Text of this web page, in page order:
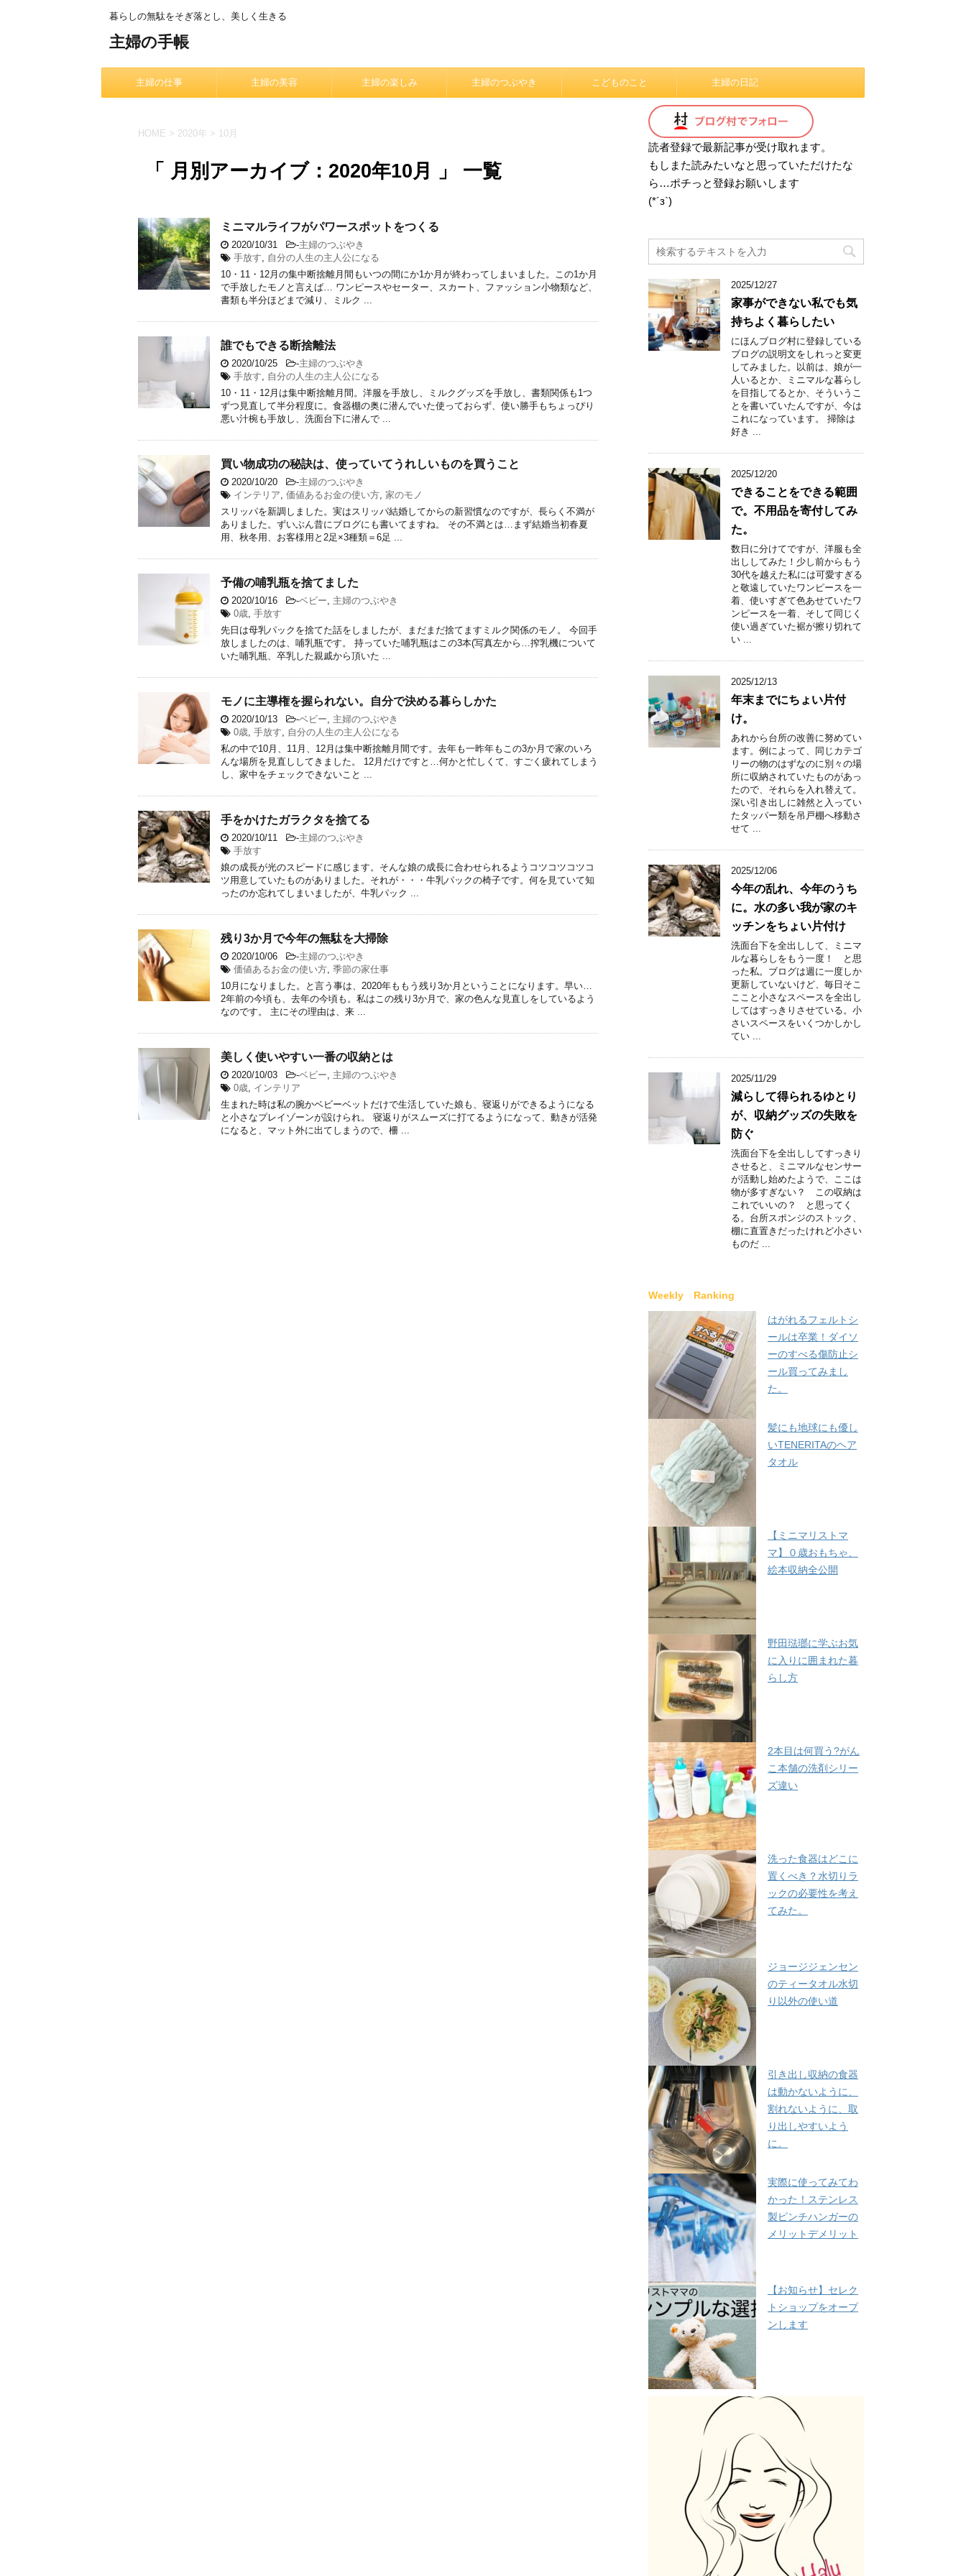
暮らしの無駄をそぎ落とし、美しく生きる
主婦の手帳
主婦の仕事 主婦の美容 主婦の楽しみ 主婦のつぶやき こどものこと 主婦の日記
HOME > 2020年 > 10月
「 月別アーカイブ：2020年10月 」 一覧
ミニマルライフがパワースポットをつくる
2020/10/31 -主婦のつぶやき
手放す, 自分の人生の主人公になる
10・11・12月の集中断捨離月間もいつの間にか1か月が終わってしまいました。この1か月
で手放したモノと言えば… ワンピースやセーター、スカート、ファッション小物類など、
書類も半分ほどまで減り、ミルク ...
誰でもできる断捨離法
2020/10/25 -主婦のつぶやき
手放す, 自分の人生の主人公になる
10・11・12月は集中断捨離月間。洋服を手放し、ミルクグッズを手放し、書類関係も1つ
ずつ見直して半分程度に。食器棚の奥に潜んでいた使っておらず、使い勝手もちょっぴり
悪い汁椀も手放し、洗面台下に潜んで ...
買い物成功の秘訣は、使っていてうれしいものを買うこと
2020/10/20 -主婦のつぶやき
インテリア, 価値あるお金の使い方, 家のモノ
スリッパを新調しました。実はスリッパ結婚してからの新習慣なのですが、長らく不満が
ありました。ずいぶん昔にブログにも書いてますね。 その不満とは…まず結婚当初春夏
用、秋冬用、お客様用と2足×3種類＝6足 ...
予備の哺乳瓶を捨てました
2020/10/16 -ベビー, 主婦のつぶやき
0歳, 手放す
先日は母乳パックを捨てた話をしましたが、まだまだ捨てますミルク関係のモノ。 今回手
放しましたのは、哺乳瓶です。 持っていた哺乳瓶はこの3本(写真左から…搾乳機について
いた哺乳瓶、卒乳した親戚から頂いた ...
モノに主導権を握られない。自分で決める暮らしかた
2020/10/13 -ベビー, 主婦のつぶやき
0歳, 手放す, 自分の人生の主人公になる
私の中で10月、11月、12月は集中断捨離月間です。去年も一昨年もこの3か月で家のいろ
んな場所を見直ししてきました。 12月だけですと…何かと忙しくて、すごく疲れてしまう
し、家中をチェックできないこと ...
手をかけたガラクタを捨てる
2020/10/11 -主婦のつぶやき
手放す
娘の成長が光のスピードに感じます。そんな娘の成長に合わせられるようコツコツコツコ
ツ用意していたものがありました。それが・・・牛乳パックの椅子です。何を見ていて知
ったのか忘れてしまいましたが、牛乳パック ...
残り3か月で今年の無駄を大掃除
2020/10/06 -主婦のつぶやき
価値あるお金の使い方, 季節の家仕事
10月になりました。と言う事は、2020年ももう残り3か月ということになります。早い…
2年前の今頃も、去年の今頃も。私はこの残り3か月で、家の色んな見直しをしているよう
なのです。 主にその理由は、来 ...
美しく使いやすい一番の収納とは
2020/10/03 -ベビー, 主婦のつぶやき
0歳, インテリア
生まれた時は私の腕かベビーベットだけで生活していた娘も、寝返りができるようになる
と小さなプレイゾーンが設けられ。 寝返りがスムーズに打てるようになって、動きが活発
になると、マット外に出てしまうので、柵 ...
読者登録で最新記事が受け取れます。
もしまた読みたいなと思っていただけたな
ら…ポチっと登録お願いします
(*´з`)
2025/12/27
家事ができない私でも気
持ちよく暮らしたい
にほんブログ村に登録している
ブログの説明文をしれっと変更
してみました。以前は、娘が一
人いるとか、ミニマルな暮らし
を目指してるとか、そういうこ
とを書いていたんですが、今は
これになっています。 掃除は
好き ...
2025/12/20
できることをできる範囲
で。不用品を寄付してみ
た。
数日に分けてですが、洋服も全
出ししてみた！少し前からもう
30代を越えた私には可愛すぎる
と敬遠していたワンピースを一
着、使いすぎて色あせていたワ
ンピースを一着、そして同じく
使い過ぎていた裾が擦り切れて
い ...
2025/12/13
年末までにちょい片付
け。
あれから台所の改善に努めてい
ます。例によって、同じカテゴ
リーの物のはずなのに別々の場
所に収納されていたものがあっ
たので、それらを入れ替えて。
深い引き出しに雑然と入ってい
たタッパー類を吊戸棚へ移動さ
せて ...
2025/12/06
今年の乱れ、今年のうち
に。水の多い我が家のキ
ッチンをちょい片付け
洗面台下を全出しして、ミニマ
ルな暮らしをもう一度！ と思
った私。ブログは週に一度しか
更新していないけど、毎日そこ
ここと小さなスペースを全出し
してはすっきりさせている。小
さいスペースをいくつかしかし
てい ...
2025/11/29
減らして得られるゆとり
が、収納グッズの失敗を
防ぐ
洗面台下を全出ししてすっきり
させると、ミニマルなセンサー
が活動し始めたようで、ここは
物が多すぎない？ この収納は
これでいいの？ と思ってく
る。台所スポンジのストック、
棚に直置きだったけれど小さい
ものだ ...
Weekly Ranking
はがれるフェルトシ
ールは卒業！ダイソ
ーのすべる傷防止シ
ール買ってみまし
た。
髪にも地球にも優し
いTENERITAのヘア
タオル
【ミニマリストマ
マ】０歳おもちゃ、
絵本収納全公開
野田琺瑯に学ぶお気
に入りに囲まれた暮
らし方
2本目は何買う?がん
こ本舗の洗剤シリー
ズ違い
洗った食器はどこに
置くべき？水切りラ
ックの必要性を考え
てみた。
ジョージジェンセン
のティータオル水切
り以外の使い道
引き出し収納の食器
は動かないように、
割れないように、取
り出しやすいよう
に。
実際に使ってみてわ
かった！ステンレス
製ピンチハンガーの
メリットデメリット
【お知らせ】セレク
トショップをオープ
ンします